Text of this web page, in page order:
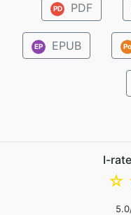
PD PDF
EP EPUB Po
I-
☆
5.0